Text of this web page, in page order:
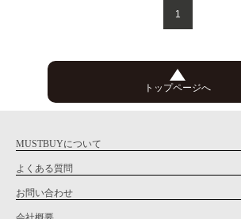
1
トップページへ
MUSTBUYについて
よくある質問
お問い合わせ